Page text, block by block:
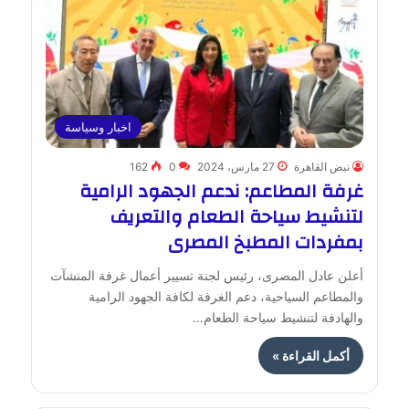
اخبار وسياسة
نبض القاهرة 27 مارس، 2024 0
162
غرفة المطاعم: ندعم الجهود الرامية
لتنشيط سياحة الطعام والتعريف
بمفردات المطبخ المصرى
أعلن عادل المصرى، رئيس لجنة تسيير أعمال غرفة المنشآت
والمطاعم السياحية، دعم الغرفة لكافة الجهود الرامية
والهادفة لتنشيط سياحة الطعام…
أكمل القراءة »